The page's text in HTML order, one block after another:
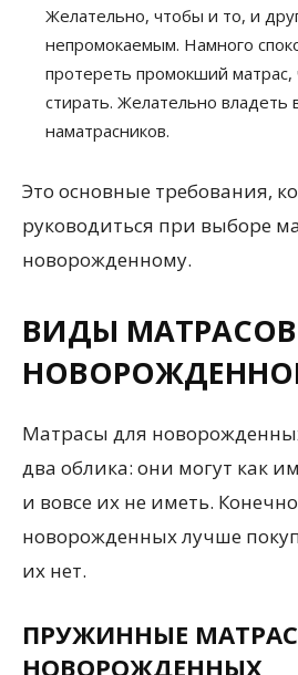
Желательно, чтобы и то, и
непромокаемым. Намного
протереть промокший матрас,
стирать. Желательно владеть
наматрасников.
Это основные требования,
руководиться при выборе
новорожденному.
ВИДЫ
Матрасы для
два облика: они могут как
и вовсе их не иметь.
новорожденных лучше
их нет.
ПРУЖИННЫЕ
НОВОРОЖДЕННЫХ